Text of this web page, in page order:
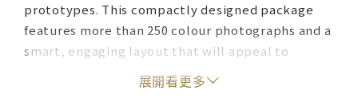
prototypes. This compactly designed package
features more than 250 colour photographs and a
smart, engaging layout that will appeal to
anyone who appreciates the power of good
展開看更多